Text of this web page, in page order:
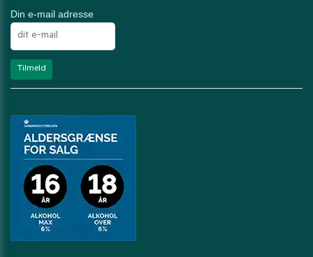
Din e-mail adresse